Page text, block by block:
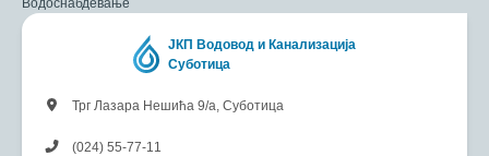
ЈКП Водовод и Канализација
Суботица
Трг Лазара Нешића 9/а, Суботица
(024) 55-77-11